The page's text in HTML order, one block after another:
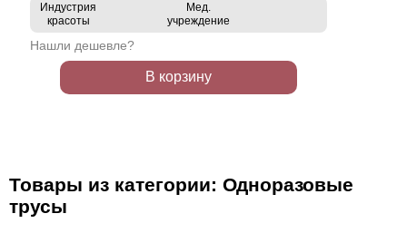
Индустрия
красоты
Мед.
учреждение
Нашли дешевле?
В корзину
Товары из категории: Одноразовые
трусы